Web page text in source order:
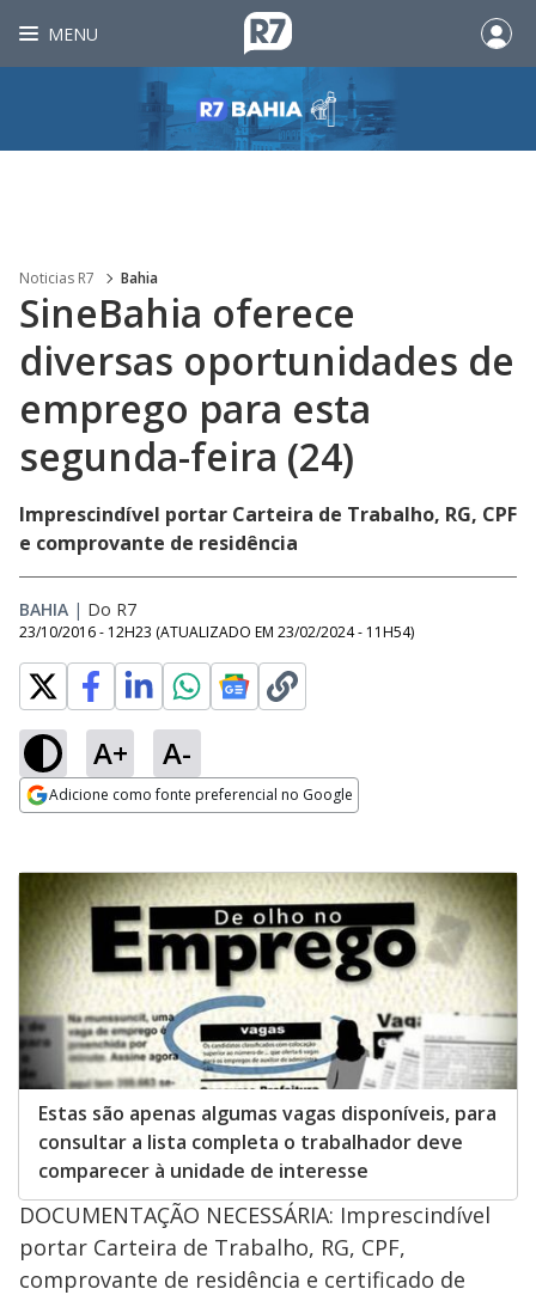
MENU
Noticias R7 Bahia
SineBahia oferece
diversas oportunidades de
emprego para esta
segunda-feira (24)
Imprescindível portar Carteira de Trabalho, RG, CPF
e comprovante de residência
BAHIA | Do R7
23/10/2016 - 12H23 (ATUALIZADO EM 23/02/2024 - 11H54)
A+ A-
Adicione como fonte preferencial no Google
Estas são apenas algumas vagas disponíveis, para
consultar a lista completa o trabalhador deve
comparecer à unidade de interesse
DOCUMENTAÇÃO NECESSÁRIA: Imprescindível
portar Carteira de Trabalho, RG, CPF,
comprovante de residência e certificado de